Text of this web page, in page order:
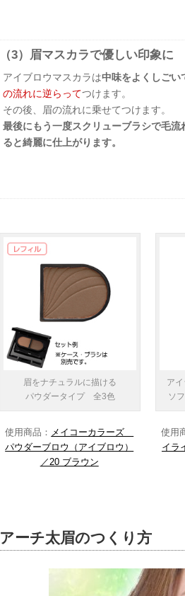
（3）眉マスカラで優しい印象に
アイブロウマスカラは中味をよくしごい
の流れに逆らってつけます。
その後、眉の流れに乗せてつけます。
最後にもう一度スクリューブラシで毛流
ると綺麗に仕上がります。
眉をナチュラルに描ける
パウダータイプ 全3色
使用商品： メイコーカラーズ
パウダーブロウ（アイブロウ）
／20 ブラウン
ア
ソ
使用
イラ
アーチ太眉のつくり方